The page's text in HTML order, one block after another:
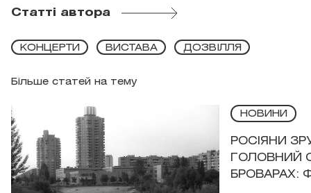
Статті автора
Більше статей на тему
КОНЦЕРТИ ВИСТАВА ДОЗВІЛЛЯ
НОВИНИ
РОСІЯНИ
ГОЛОВНИЙ
БРОВАРАХ: